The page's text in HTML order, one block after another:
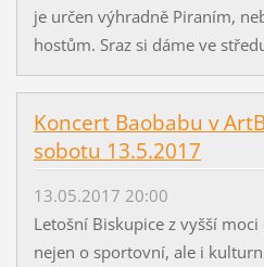
je určen výhradně Piraním,
hostům. Sraz si dáme ve
Koncert Baobabu v
sobotu 13.5.2017
13.05.2017 20:00
Letošní Biskupice z vyšší
nejen o sportovní, ale i